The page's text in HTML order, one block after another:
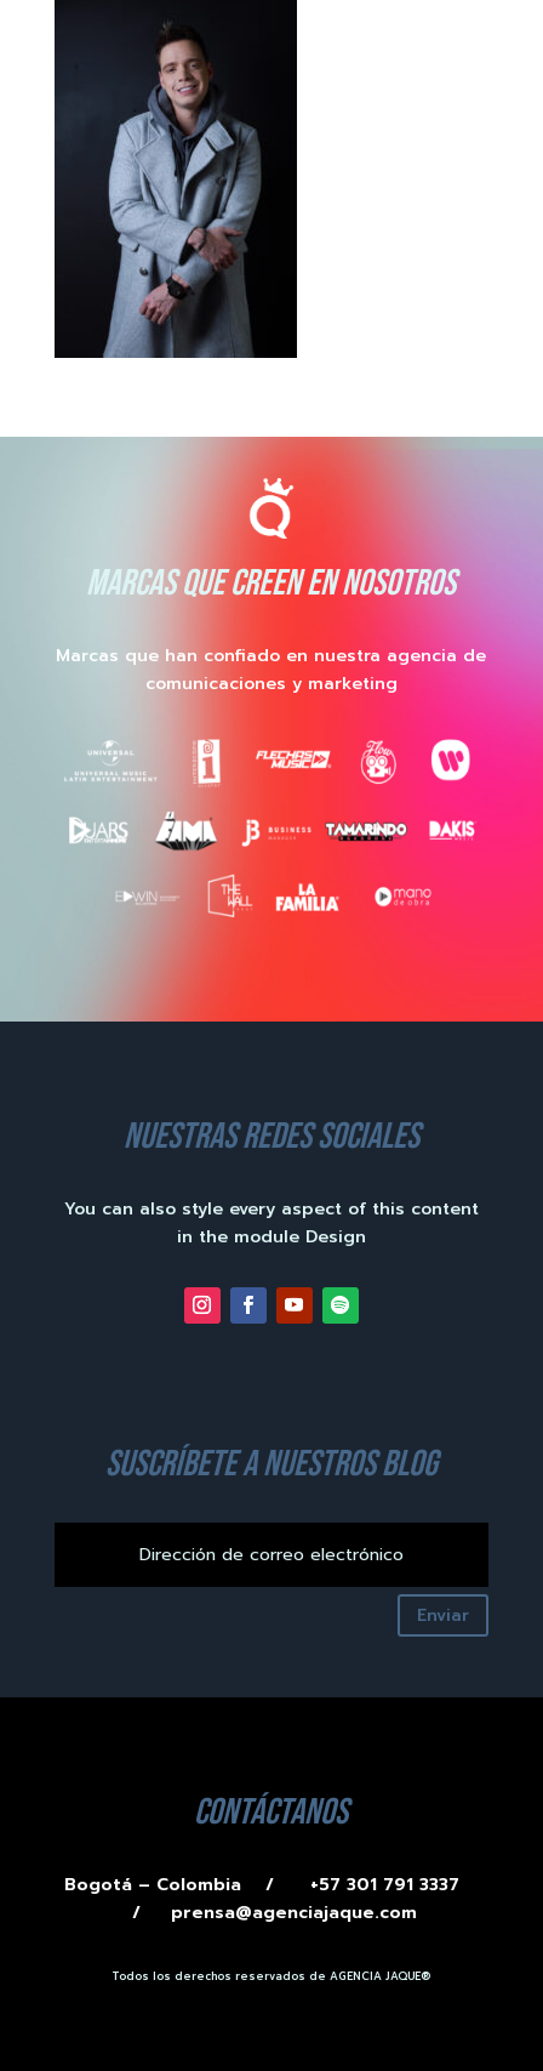
MARCAS QUE CREEN EN NOSOTROS
Marcas que han confiado en nuestra agencia de
comunicaciones y marketing
nuestras redes sociales
You can also style every aspect of this content
in the module Design
suscríbete a nuestros blog
Enviar
contáctanos
Bogotá – Colombia /
+57 301 791 3337
/ prensa@agenciajaque.com
Todos los derechos reservados de AGENCIA JAQUE®